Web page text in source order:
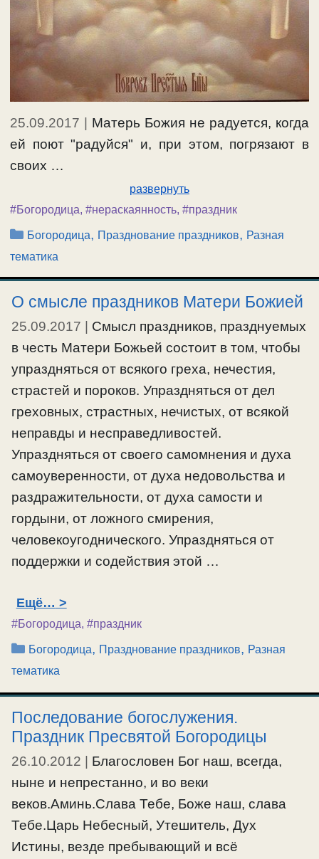
25.09.2017
Матерь Божия не радуется, когда
ей поют "радуйся" и, при этом, погрязают в
своих …
развернуть
#Богородица, #нераскаянность, #праздник
Рубрики
Богородица, Празднование праздников, Разная
тематика
О смысле праздников Матери Божией
25.09.2017 | Смысл праздников, празднуемых
в честь Матери Божьей состоит в том, чтобы
упраздняться от всякого греха, нечестия,
страстей и пороков. Упраздняться от дел
греховных, страстных, нечистых, от всякой
неправды и несправедливостей.
Упраздняться от своего самомнения и духа
самоуверенности, от духа недовольства и
раздражительности, от духа самости и
гордыни, от ложного смирения,
человекоугоднического. Упраздняться от
поддержки и содействия этой …
Ещё…
#Богородица, #праздник
Рубрики
Богородица, Празднование праздников, Разная
тематика
Последование богослужения.
Праздник Пресвятой Богородицы
26.10.2012
Благословен Бог наш, всегда,
ныне и непрестанно, и во веки
веков.Аминь.Слава Тебе, Боже наш, слава
Тебе.Царь Небесный, Утешитель, Дух
Истины, везде пребывающий и всё